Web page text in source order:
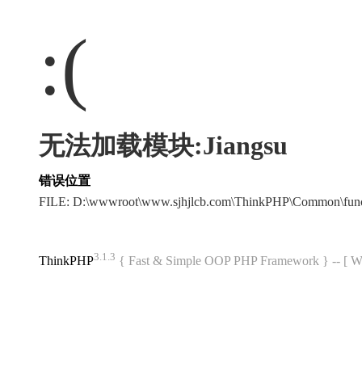
:(
无法加载模块:Jiangsu
错误位置
FILE:
ThinkPHP3.1.3 { Fast & Simple OOP PHP Framework } -- [